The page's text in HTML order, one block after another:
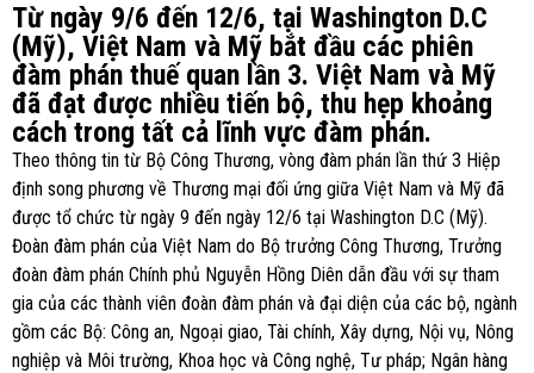
Từ ngày 9/6 đến 12/6, tại Washington D.C
(Mỹ), Việt Nam và Mỹ bắt đầu các phiên
đàm phán thuế quan lần 3. Việt Nam và Mỹ
đã đạt được nhiều tiến bộ, thu hẹp khoảng
cách trong tất cả lĩnh vực đàm phán.
Theo thông tin từ Bộ Công Thương, vòng đàm phán lần thứ 3 Hiệp
định song phương về Thương mại đối ứng giữa Việt Nam và Mỹ đã
được tổ chức từ ngày 9 đến ngày 12/6 tại Washington D.C (Mỹ).
Đoàn đàm phán của Việt Nam do Bộ trưởng Công Thương, Trưởng
đoàn đàm phán Chính phủ Nguyễn Hồng Diên dẫn đầu với sự tham
gia của các thành viên đoàn đàm phán và đại diện của các bộ, ngành
gồm các Bộ: Công an, Ngoại giao, Tài chính, Xây dựng, Nội vụ, Nông
nghiệp và Môi trường, Khoa học và Công nghệ, Tư pháp; Ngân hàng